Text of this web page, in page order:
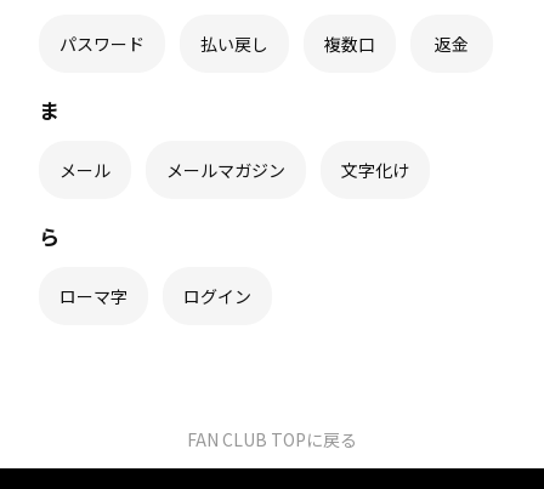
パスワード 払い戻し 複数口 返金
ま
メール メールマガジン 文字化け
ら
ローマ字 ログイン
FAN CLUB TOPに戻る